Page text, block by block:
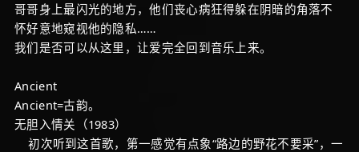
哥哥身上最闪光的地方，他们丧心病狂得躲在阴暗的角落不
怀好意地窥视他的隐私……
我们是否可以从这里，让爱完全回到音乐上来。
Ancient
Ancient=古韵。
无胆入情关（1983）
初次听到这首歌，第一感觉有点象“路边的野花不要采”，一